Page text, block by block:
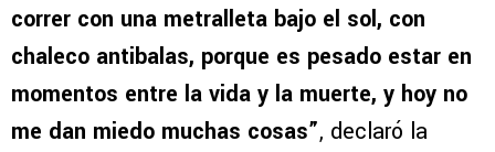
correr con una metralleta bajo el sol, con
chaleco antibalas, porque es pesado estar en
momentos entre la vida y la muerte, y hoy no
me dan miedo muchas cosas”, declaró la